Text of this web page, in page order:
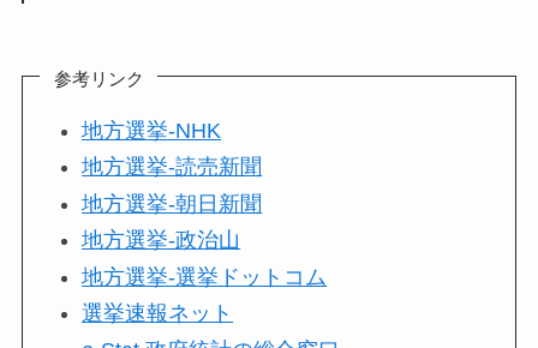
参考リンク
地方選挙-NHK
地方選挙-読売新聞
地方選挙-朝日新聞
地方選挙-政治山
地方選挙-選挙ドットコム
選挙速報ネット